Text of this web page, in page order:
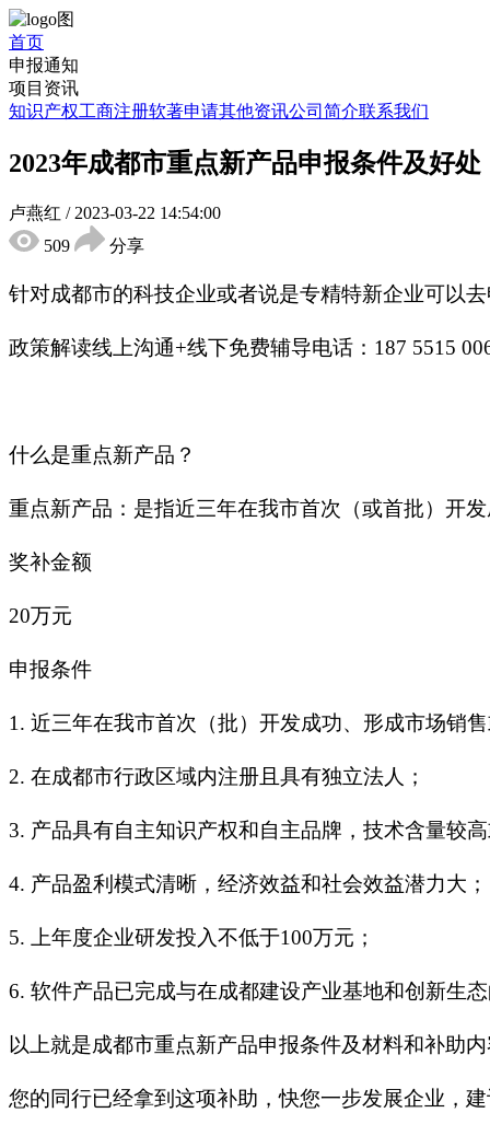
首页
申报通知
项目资讯
知识产权工商注册软著申请其他资讯公司简介联系我们
2023年成都市重点新产品申报条件及好处
卢燕红 / 2023-03-22 14:54:00
509
分享
针对成都市的科技企业或者说是专精特新企业可以
政策解读线上沟通+线下免费辅导电话：187 5515
什么是重点新产品？
重点新产品：是指近三年在我市首次（或首批）开
奖补金额
20万元
申报条件
1. 近三年在我市首次（批）开发成功、形成市场销
2. 在成都市行政区域内注册且具有独立法人；
3. 产品具有自主知识产权和自主品牌，技术含量较
4. 产品盈利模式清晰，经济效益和社会效益潜力大；
5. 上年度企业研发投入不低于100万元；
6. 软件产品已完成与在成都建设产业基地和创新生
以上就是成都市重点新产品申报条件及材料和补助
您的同行已经拿到这项补助，快您一步发展企业，